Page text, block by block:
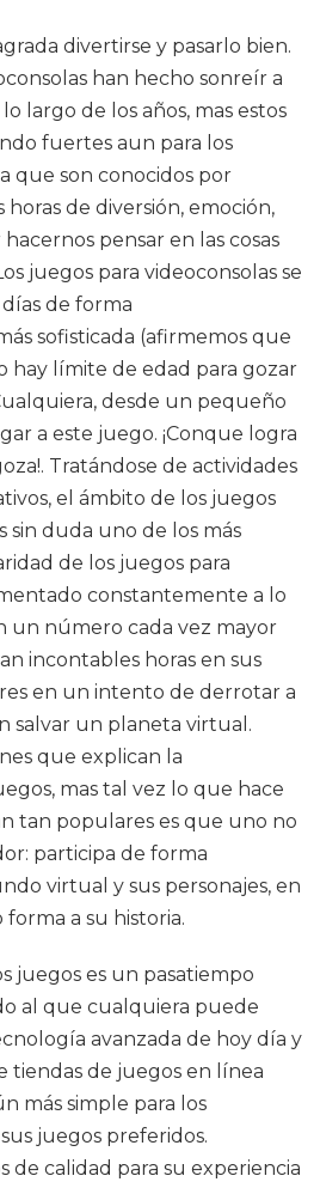
divertirse y pasarlo bien.
han hecho sonreír a
largo de los años, mas estos
fuertes aun para los
que son conocidos por
de diversión, emoción,
pensar en las cosas
juegos para videoconsolas se
de forma
sofisticada (afirmemos que
hay límite de edad para gozar
desde un pequeño
a este juego. ¡Conque logra
Tratándose de actividades
el ámbito de los juegos
sin duda uno de los más
de los juegos para
constantemente a lo
un número cada vez mayor
incontables horas en sus
en un intento de derrotar a
salvar un planeta virtual.
que explican la
mas tal vez lo que hace
tan populares es que uno no
participa de forma
virtual y sus personajes, en
a su historia.
juegos es un pasatiempo
al que cualquiera puede
avanzada de hoy día y
tiendas de juegos en línea
más simple para los
juegos preferidos.
de calidad para su experiencia